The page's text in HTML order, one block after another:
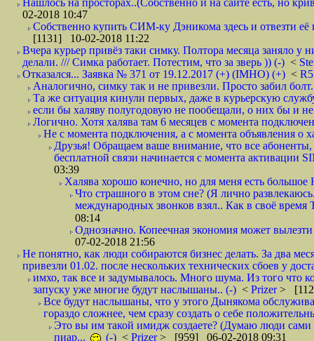
Нашлось на просторах..(Собственно и на сайте есть, но
02-2018 10:47
Собственно купить СИМ-ку Дэникома здесь и отвезти
[1131] 10-02-2018 11:22
Вчера курьер привёз таки симку. Полтора месяца заняло
делали. /// Симка работает. Потестим, что за зверь )) (-) <
Отказался... Заявка № 371 от 19.12.2017 (+) (IMHO) (+) <
Аналогично, симку так и не привезли. Просто забил
Та же ситуация кинули первых, даже в курьерскую
если бы халяву полугодовую не пообещали, о них бы и
Логично. Хотя халява там 6 месяцев с момента
Не с момента подключения, а с момента объявления о
Друзья! Обращаем ваше внимание, что все
бесплатной связи начинается с момента
03:39
Халява хорошо конечно, но для меня есть
Что страшного в этом сне? (Я лично
международных звонков взял.. Как в своё
08:14
Однозначно. Копеечная экономия может
07-02-2018 21:56
Не понятно, как люди собираются бизнес делать. За два
привезли 01.02. после нескольких технических сбоев у
имхо, так все и задумывалось. Много шума. Из того что
запуску уже многие будут наслышаны.. (-) < Prizer>
Все будут наслышаны, что у этого Дынякома
гораздо сложнее, чем сразу создать о себе
Это вы им такой имидж создаете? (Думаю люди сами
пиар...
(-) < Prizer> [959] 06-02-2018 09:31